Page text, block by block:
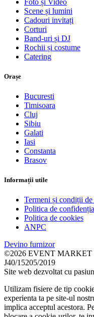
Scene și lumini
Cadouri invitați
Corturi
Band-uri și DJ
Rochii și costume
Catering
Orașe
Bucuresti
Timisoara
Cluj
Sibiu
Galati
Iasi
Constanta
Brasov
Informații utile
Termeni și condiții
Politica de
Politica de cookies
ANPC
Devino furnizor
©2026 EVENT MARKET
J40/15205/2019
Site web dezvoltat cu
Utilizam fisiere de tip
experienta ta pe site-ul
implica acceptul acestora.